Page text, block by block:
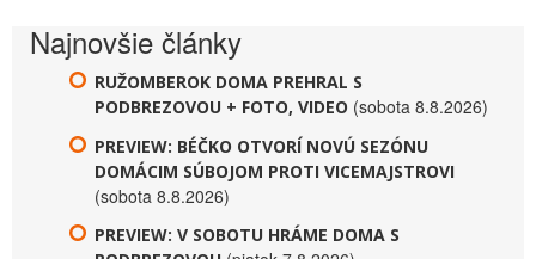
Najnovšie články
RUŽOMBEROK DOMA PREHRAL S
PODBREZOVOU + FOTO, VIDEO (sobota 8.8.2026)
PREVIEW: BÉČKO OTVORÍ NOVÚ SEZÓNU
DOMÁCIM SÚBOJOM PROTI VICEMAJSTROVI
(sobota 8.8.2026)
PREVIEW: V SOBOTU HRÁME DOMA S